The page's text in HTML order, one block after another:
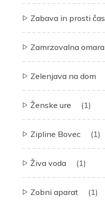
Zabava in prosti čas
Zamrzovalna omara
Zelenjava na dom
Ženske ure (1)
Zipline Bovec (1)
Živa voda (1)
Zobni aparat (1)